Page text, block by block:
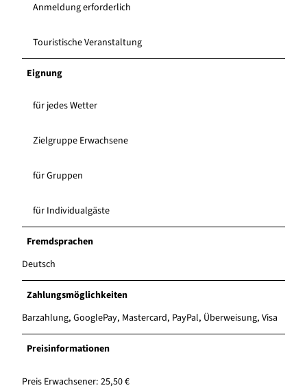
Anmeldung erforderlich
Touristische Veranstaltung
Eignung
für jedes Wetter
Zielgruppe Erwachsene
für Gruppen
für Individualgäste
Fremdsprachen
Deutsch
Zahlungsmöglichkeiten
Barzahlung, GooglePay, Mastercard, PayPal, Überweisung, Visa
Preisinformationen
Preis Erwachsener: 25,50 €